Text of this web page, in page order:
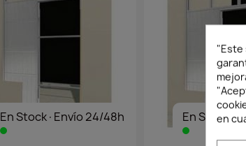
En Stock·Envío 24/48h En
"Este
en